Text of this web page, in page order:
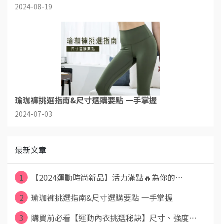
2024-08-19
瑜珈褲挑選指南&尺寸選購要點 一手掌握
2024-07-03
最新文章
1
【2024運動時尚新品】活力滿點🔥為你的⋯
2
瑜珈褲挑選指南&尺寸選購要點 一手掌握
3
購買前必看【運動內衣挑選秘訣】尺寸、強度⋯